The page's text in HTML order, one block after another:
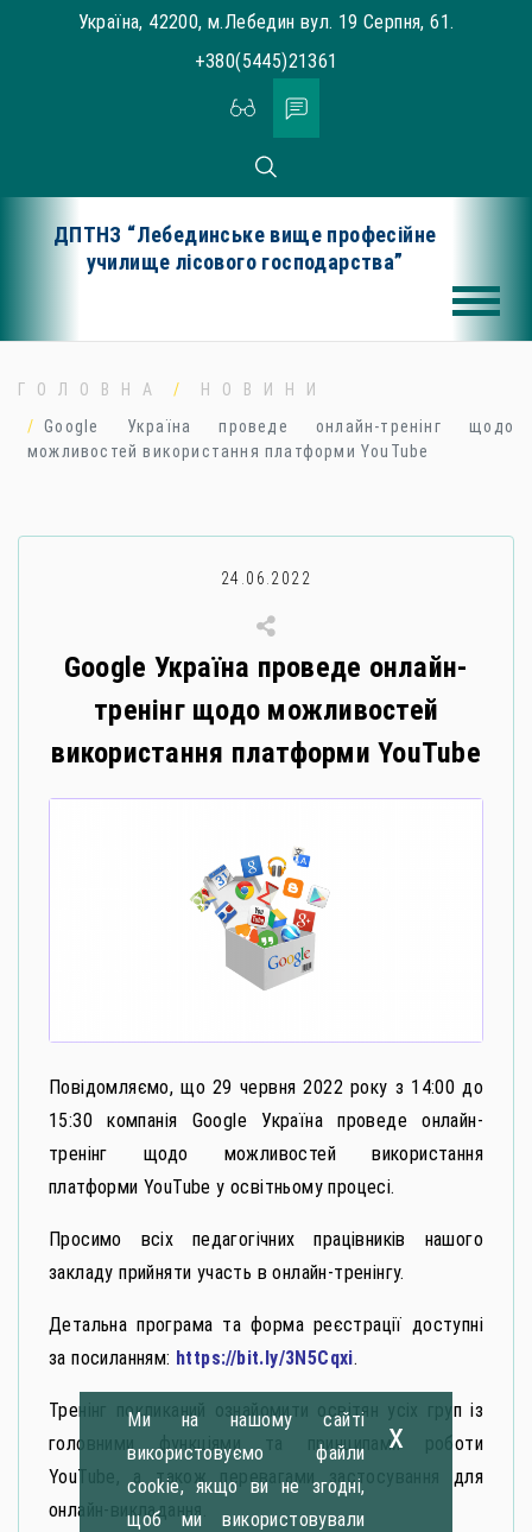
Україна, 42200, м.Лебедин вул. 19 Серпня, 61.
+380(5445)21361
ДПТНЗ “Лебединське вище професійне
училище лісового господарства”
ГОЛОВНА
НОВИНИ
Google Україна проведе онлайн-тренінг щодо
можливостей використання платформи YouTube
24.06.2022
Google Україна проведе онлайн-
тренінг щодо можливостей
використання платформи YouTube
Повідомляємо, що 29 червня 2022 року з 14:00 до
15:30 компанія Google Україна проведе онлайн-
тренінг щодо можливостей використання
платформи YouTube у освітньому процесі.
Просимо всіх педагогічних працівників нашого
закладу прийняти участь в онлайн-тренінгу.
Детальна програма та форма реєстрації доступні
за посиланням: https://bit.ly/3N5Cqxi.
Тренінг покликаний ознайомити освітян усіх груп із
головними функціями та принципами роботи
YouTube, а також перевагами застосування для
онлайн-викладання.
Ми на нашому сайті
використовуємо файли
cookie, якщо ви не згодні,
щоб ми використовували
x